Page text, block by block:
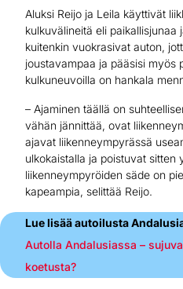
Aluksi Reijo ja Leila käyttivät
kulkuvälineitä eli paikallisjunaa
kuitenkin vuokrasivat auton,
joustavampaa ja pääsisi myös
kulkuneuvoilla on hankala
– Ajaminen täällä on
vähän jännittää, ovat
ajavat liikenneympyrässä
ulkokaistalla ja poistuvat sitten
liikenneympyröiden säde on
kapeampia, selittää Reijo.
Lue lisää autoilusta
Autolla Andalusiassa –
koetusta?